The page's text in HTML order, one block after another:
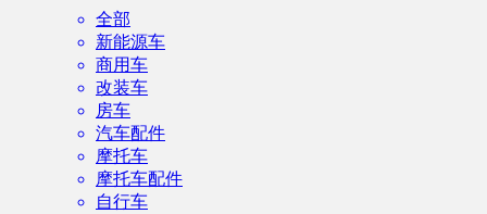
全部
新能源车
商用车
改装车
房车
汽车配件
摩托车
摩托车配件
自行车